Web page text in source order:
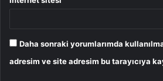
Daha sonraki yorumlarımda
adresim ve site adresim bu tarayıcıya